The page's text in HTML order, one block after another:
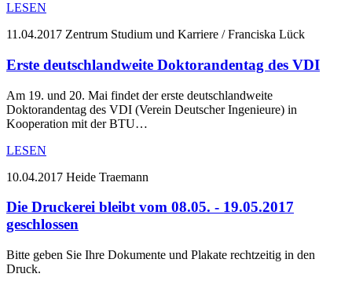
LESEN
11.04.2017 Zentrum Studium und Karriere / Franciska Lück
Erste deutschlandweite Doktorandentag des VDI
Am 19. und 20. Mai findet der erste deutschlandweite
Doktorandentag des VDI (Verein Deutscher Ingenieure) in
Kooperation mit der BTU…
LESEN
10.04.2017 Heide Traemann
Die Druckerei bleibt vom 08.05. - 19.05.2017
geschlossen
Bitte geben Sie Ihre Dokumente und Plakate rechtzeitig in den
Druck.